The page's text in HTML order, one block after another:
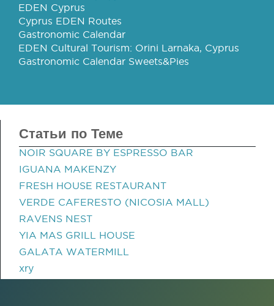
EDEN Cyprus
Cyprus EDEN Routes
Gastronomic Calendar
EDEN Cultural Tourism: Orini Larnaka, Cyprus
Gastronomic Calendar Sweets&Pies
Статьи по Теме
NOIR SQUARE BY ESPRESSO BAR
IGUANA MAKENZY
FRESH HOUSE RESTAURANT
VERDE CAFERESTO (NICOSIA MALL)
RAVENS NEST
YIA MAS GRILL HOUSE
GALATA WATERMILL
xry